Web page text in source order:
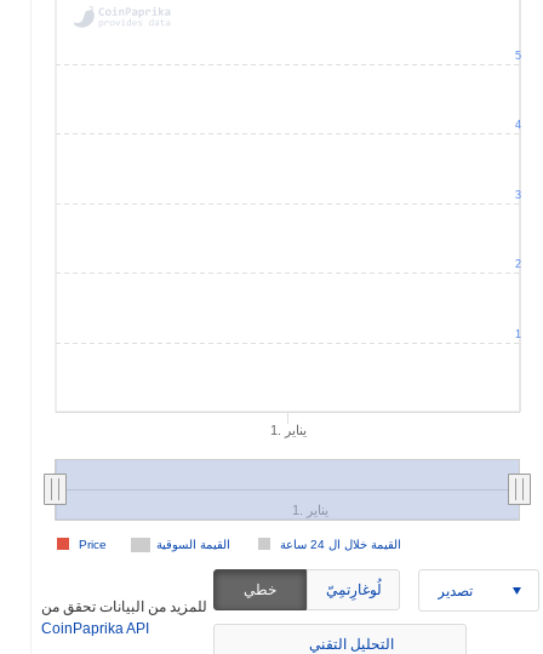
1. يناير
القيمة السوقية القيمة خلال ال 24 ساعة Price
1. يناير
1
2
3
4
5
للمزيد من البيانات تحقق من
CoinPaprika API
خطي لُوغارِتمِيّ تصدير
التحليل التقني